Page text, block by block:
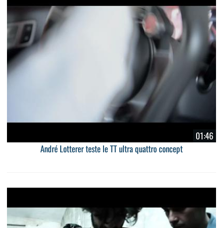
01:46
André Lotterer teste le TT ultra quattro concept